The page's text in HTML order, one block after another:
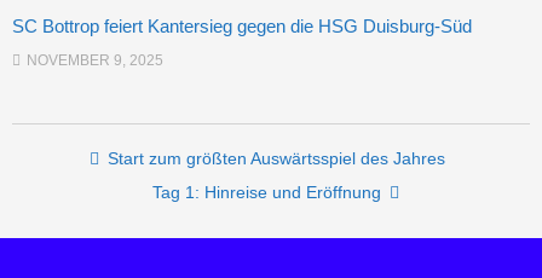
SC Bottrop feiert Kantersieg gegen die HSG Duisburg-Süd
NOVEMBER 9, 2025
Post navigation
Start zum größten Auswärtsspiel des Jahres
Tag 1: Hinreise und Eröffnung